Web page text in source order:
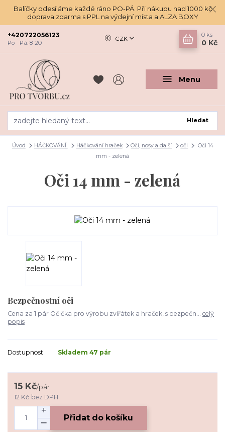
Balíčky odesíláme každé ráno PO-PÁ. Při nákupu nad 1000 kč
doprava zdarma s PPL na výdejní místa a ALZA BOXY
Menu
CZK
Hledat
+420722056123
Po - Pá: 8-20
0 ks
0 Kč
Úvod HÁČKOVÁNÍ Háčkování hraček Oči, nosy a další oči
Oči 14
mm - zelená
Oči 14 mm - zelená
Bezpečnostní oči
Cena za 1 pár Očička pro výrobu zvířátek a hraček, s bezpečn... celý
popis
Dostupnost Skladem 47 pár
15 Kč/pár
12 Kč bez DPH
Přidat do košíku